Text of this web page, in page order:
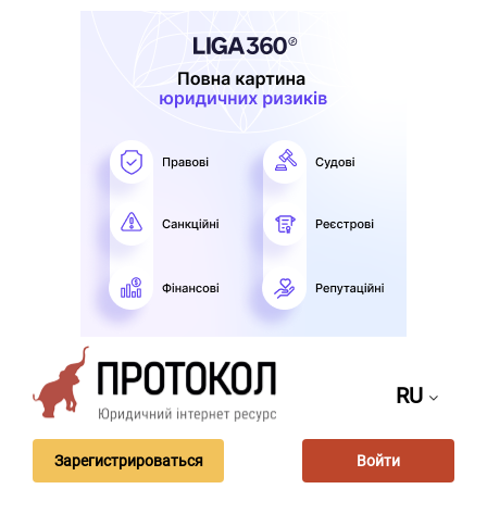
RU
Зарегистрироваться Войти